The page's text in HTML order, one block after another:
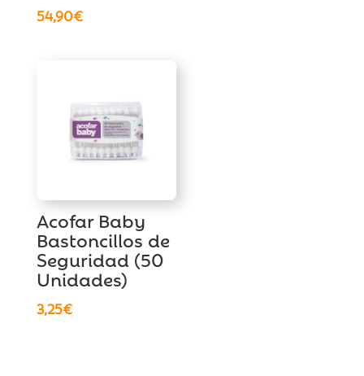
54,90€
Acofar Baby
Bastoncillos de
Seguridad (50
Unidades)
3,25€